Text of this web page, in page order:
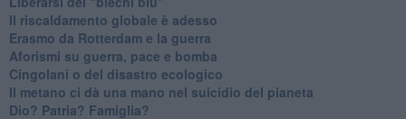
Il riscaldamento globale è adesso
​Erasmo da Rotterdam e la guerra
​Aforismi su guerra, pace e bomba
Cingolani o del disastro ecologico
​Il metano ci dà una mano nel suicidio del pianeta
​Dio? Patria? Famiglia?